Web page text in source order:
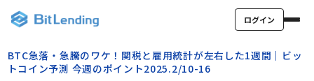
ログイン
BTC急落・急騰のワケ！関税と雇用統計が左右した1週間｜ビッ
トコイン予測 今週のポイント2025.2/10-16